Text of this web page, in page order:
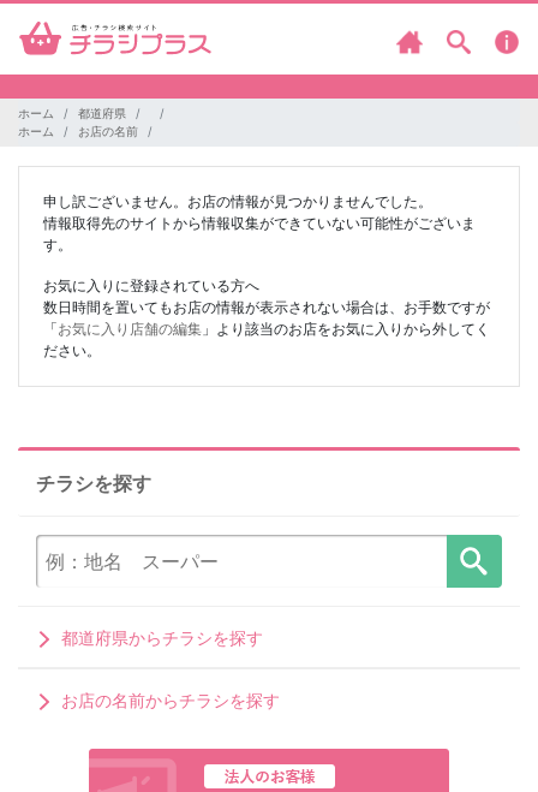
ホーム
都道府県
ホーム
お店の名前
申し訳ございません。お店の情報が見つかりませんでした。
情報取得先のサイトから情報収集ができていない可能性がございま
す。
お気に入りに登録されている方へ
数日時間を置いてもお店の情報が表示されない場合は、お手数ですが
「お気に入り店舗の編集 」より該当のお店をお気に入りから外してく
ださい。
チラシを探す
都道府県からチラシを探す
お店の名前からチラシを探す